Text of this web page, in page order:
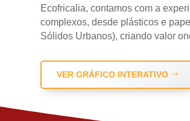
Ecofricalia, contamos com a
complexos, desde plásticos e
Sólidos Urbanos), criando valor
VER GRÁFICO INTERATIVO